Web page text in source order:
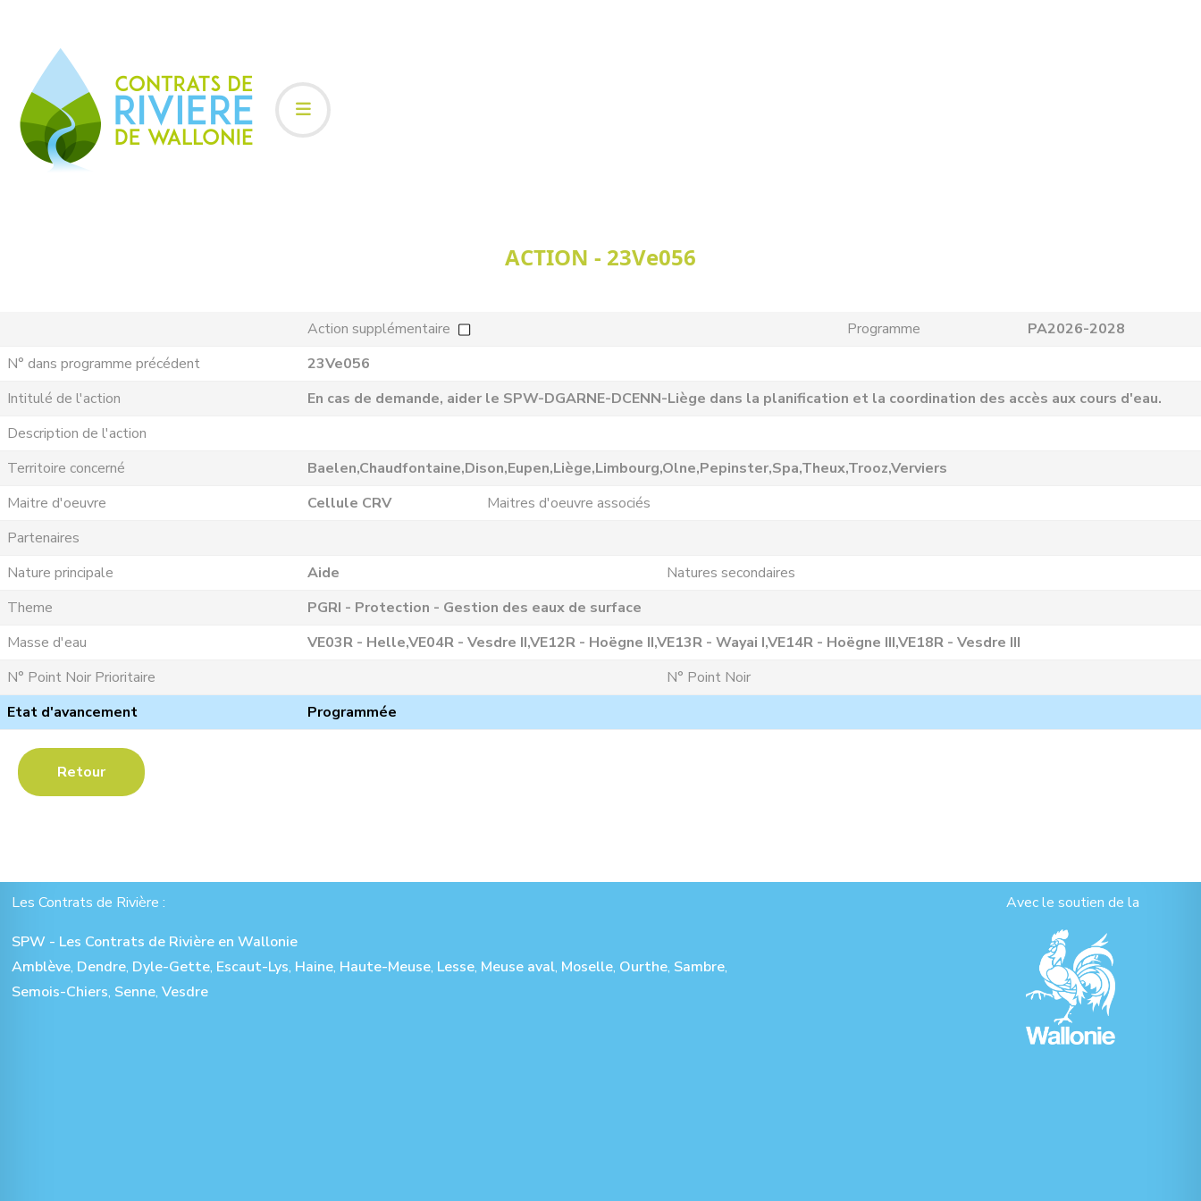
ACTION - 23Ve056
Action supplémentaire Programme
PA2026-2028
N° dans programme précédent
23Ve056
Intitulé de l'action
En cas de demande, aider le SPW-DGARNE-DCENN-Liège dans la planification et la coordination des accès aux cours d'eau.
Description de l'action
Territoire concerné
Baelen,Chaudfontaine,Dison,Eupen,Liège,Limbourg,Olne,Pepinster,Spa,Theux,Trooz,Verviers
Maitre d'oeuvre
Cellule CRV
Maitres d'oeuvre associés
Partenaires
Nature principale
Aide
Natures secondaires
Theme
PGRI - Protection - Gestion des eaux de surface
Masse d'eau
VE03R - Helle,VE04R - Vesdre II,VE12R - Hoëgne II,VE13R - Wayai I,VE14R - Hoëgne III,VE18R - Vesdre III
N° Point Noir Prioritaire
N° Point Noir
Etat d'avancement
Programmée
Retour
Les Contrats de Rivière :
SPW - Les Contrats de Rivière en Wallonie
Amblève, Dendre, Dyle-Gette, Escaut-Lys, Haine, Haute-Meuse, Lesse, Meuse aval, Moselle, Ourthe, Sambre,
Semois-Chiers, Senne, Vesdre
Avec le soutien de la